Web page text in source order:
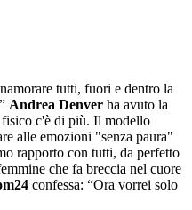
tutti, fuori e dentro la
” Andrea Denver ha avuto la
c'è di più. Il modello
alle emozioni "senza paura"
rapporto con tutti, da perfetto
che fa breccia nel cuore
confessa: “Ora vorrei solo